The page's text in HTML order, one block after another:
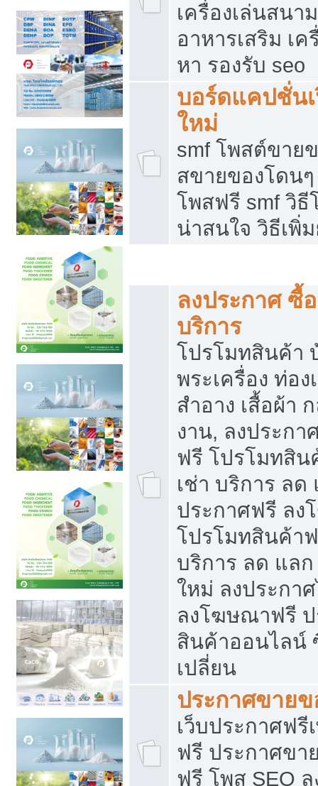
เครื่องเล่นสนา
อาหารเสริม เ
หา รองรับ seo
บอร์ดแคปชั่น
ใหม่
smf โพสต์ขาย
สขายของโดน
โพสฟรี smf วิธี
น่าสนใจ วิธีเพิ่
ลงประกาศ ซื้
บริการ
โปรโมทสินค้า
พระเครื่อง ท่อง
สำอาง เสื้อผ้า
งาน, ลงประก
ฟรี โปรโมทสิ
เช่า บริการ ลด
ประกาศฟรี ล
โปรโมทสินค้า
บริการ ลด แล
ใหม่ ลงประกา
ลงโฆษณาฟรี
สินค้าออนไลน์
เปลี่ยน
ประกาศขายข
เว็บประกาศฟรี
ฟรี ประกาศขา
ฟรี โพส SEO